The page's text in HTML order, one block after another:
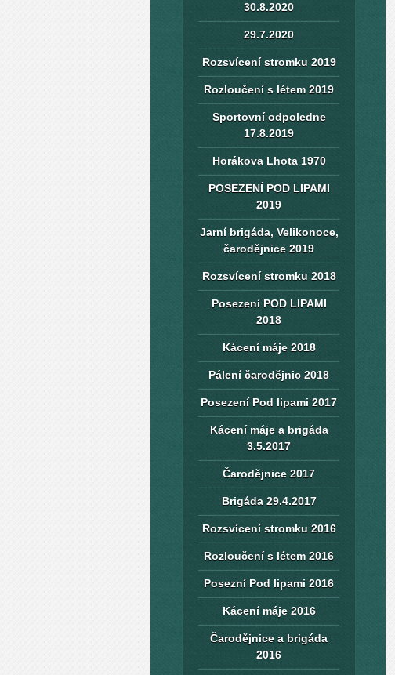
30.8.2020
29.7.2020
Rozsvícení stromku 2019
Rozloučení s létem 2019
Sportovní odpoledne
17.8.2019
Horákova Lhota 1970
POSEZENÍ POD LIPAMI
2019
Jarní brigáda, Velikonoce,
čarodějnice 2019
Rozsvícení stromku 2018
Posezení POD LIPAMI
2018
Kácení máje 2018
Pálení čarodějnic 2018
Posezení Pod lipami 2017
Kácení máje a brigáda
3.5.2017
Čarodějnice 2017
Brigáda 29.4.2017
Rozsvícení stromku 2016
Rozloučení s létem 2016
Posezní Pod lipami 2016
Kácení máje 2016
Čarodějnice a brigáda
2016